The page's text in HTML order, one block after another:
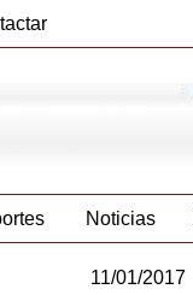
Noticias
11/01/2017